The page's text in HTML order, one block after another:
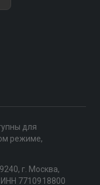
для
режиме,
г. Москва,
ИНН 7710918800